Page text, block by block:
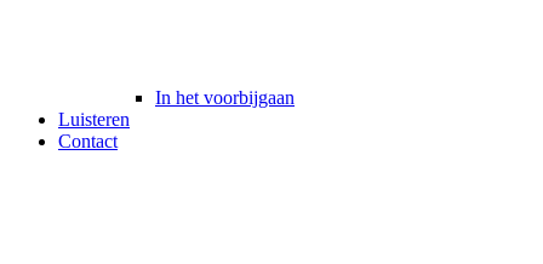
In het voorbijgaan
Luisteren
Contact